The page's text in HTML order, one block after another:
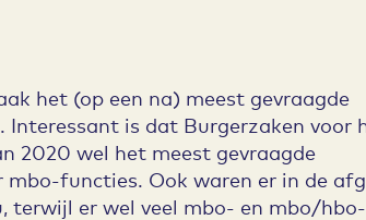
het (op een na) meest gevraagde
is dat Burgerzaken voor
2020 wel het meest gevraagde
functies. Ook waren er in de
terwijl er wel veel mbo- en mbo/